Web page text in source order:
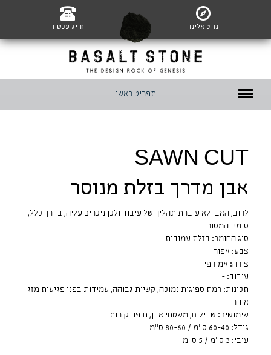
נווט אלינו חייג עכשיו
תפריט ראשי
SAWN CUT
אבן מדרך בזלת מנוסר
לרוב, האבן לא עוברת תהליך של עיבוד ולכן ניכרים עליה, בדרך כלל,
סימני המסור
סוג החומר: בזלת עמודית
צבע: אפור
צורה: אמורפי
עיבוד: -
תכונות: רמת ספיגות נמוכה, קשיות גבוהה, עמידות בפני פגיעות מזג
אוויר
שימושים: שבילים, משטחי אבן, חיפוי קירות
גודל: 60-40 ס"מ / 80-60 ס"מ
עובי: 3 ס"מ / 5 ס"מ